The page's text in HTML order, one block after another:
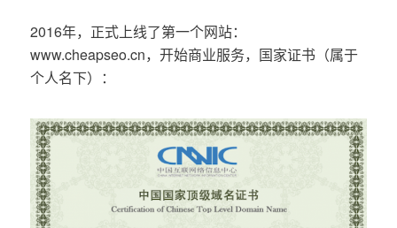
2016年，正式上线了第一个网站：
www.cheapseo.cn，开始商业服务，国家证书（属于
个人名下）：